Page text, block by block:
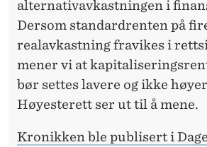
alternativavkastningen i
Dersom standardrenten på
realavkastning fravikes i
mener vi at
bør settes lavere og ikke
Høyesterett ser ut til å mene.
Kronikken ble publisert i